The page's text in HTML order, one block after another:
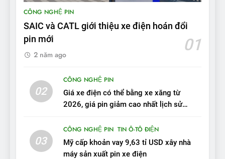
BYD Seal 06 DM-i PHEV có
chất lượng tương xứng
ĐÁNH GIÁ XE
10
VinFast VF 7 tấm tắc: “Hơn
hẳn xe xăng”
ĐÁNH GIÁ XE
Người dùng nhận xét về
VinFast VF7: Độ hoàn thiện
CÔNG NGHỆ PIN
SAIC và CATL giới thiệu xe điện hoán đổi
pin mới
01
2 năm ago
02
CÔNG NGHỆ PIN
Giá xe điện có thể bằng xe xăng từ
2026, giá pin giảm cao nhất lịch sử
03
CÔNG NGHỆ PIN TIN Ô-TÔ ĐIỆN
Mỹ cấp khoản vay 9,63 tỉ USD xây nhà
máy sản xuất pin xe điện